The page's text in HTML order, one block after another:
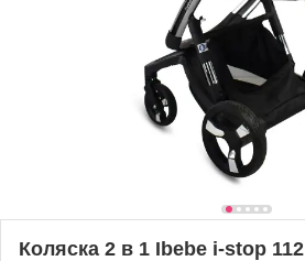
Коляска 2 в 1 Ibebe i-stop 112